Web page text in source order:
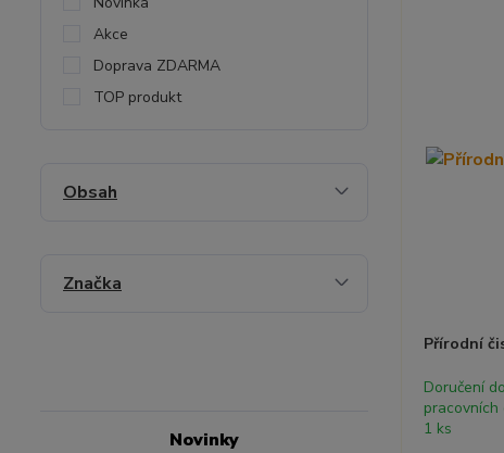
Přírodní
Doručení
pracovních
1 ks
Akce
Doprava ZDARMA
TOP produkt
Obsah
Značka
Novinky